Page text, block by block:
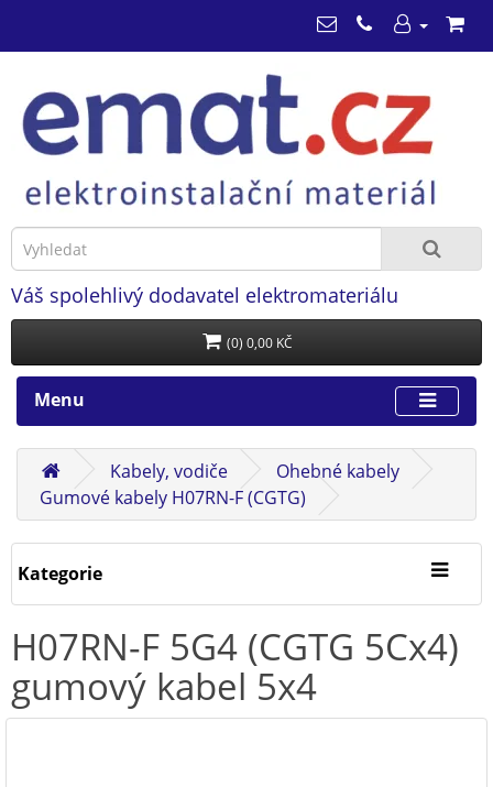
Váš spolehlivý dodavatel elektromateriálu
(0) 0,00 KČ
Menu
Kabely, vodiče
Ohebné kabely
Gumové kabely H07RN-F (CGTG)
Kategorie
H07RN-F 5G4 (CGTG 5Cx4)
gumový kabel 5x4